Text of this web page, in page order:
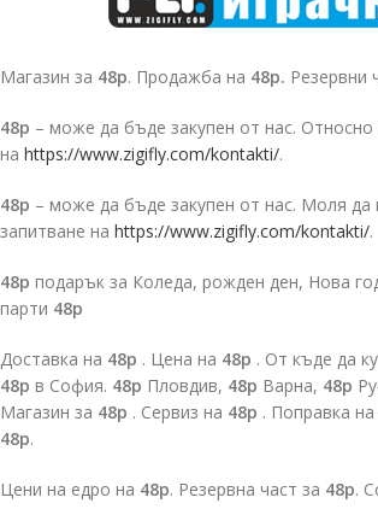
Магазин за 48p. Продажба на 48p. Резервни
48p – може да бъде закупен от нас. Относно
на https://www.zigifly.com/kontakti/.
48p – може да бъде закупен от нас. Моля да
запитване на https://www.zigifly.com/kontakti/.
48p подарък за Коледа, рожден ден, Нова
парти 48p
Доставка на 48p . Цена на 48p . От къде да
48p в София. 48p Пловдив, 48p Варна, 48p
Магазин за 48p . Сервиз на 48p . Поправка на
48p.
Цени на едро на 48p. Резервна част за 48p.